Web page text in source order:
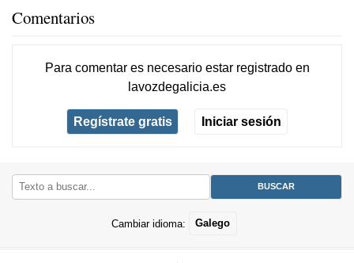
Comentarios
Para comentar es necesario estar registradoen
lavozdegalicia.es
Regístrate gratis Iniciar sesión
Cambiar idioma: Galego